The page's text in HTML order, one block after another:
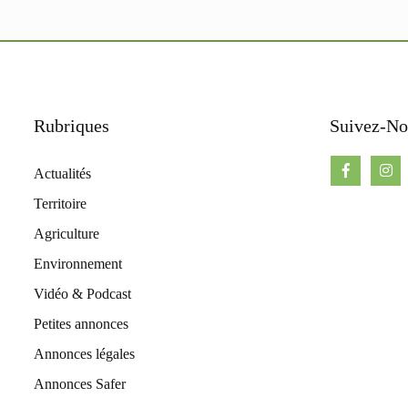
Rubriques
Actualités
Territoire
Agriculture
Environnement
Vidéo & Podcast
Petites annonces
Annonces légales
Annonces Safer
Suivez-